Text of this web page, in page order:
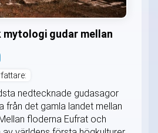
gudar mellan
nedtecknade gudasagor
från det gamla landet mellan
floderna Eufrat och